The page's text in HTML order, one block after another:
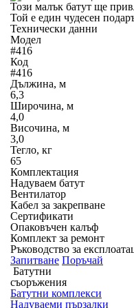
Този малък батут ще
Той е един чудесен
Технически данни
Модел
#416
Код
#416
Дължина, м
6,3
Широчина, м
4,0
Височина, м
3,0
Тегло, кг
65
Комплектация
Надуваем батут
Вентилатор
Кабел за закрепване
Сертификати
Опаковъчен калъф
Комплект за ремонт
Ръководство за
Запитване Поръчай
Батутни
съоръжения
Батутни комплекси
Надуваеми пързалки